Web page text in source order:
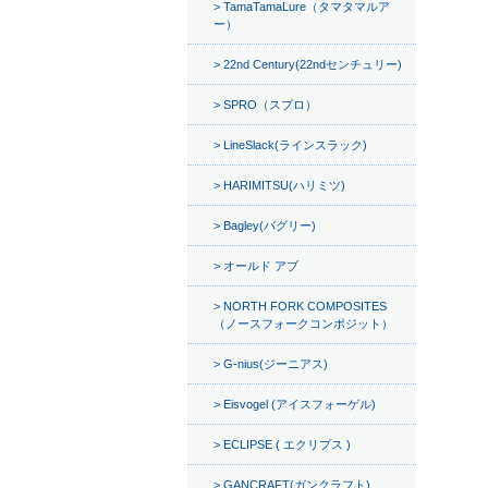
TamaTamaLure（タマタマルア
ー）
22nd Century(22ndセンチュリー)
SPRO（スプロ）
LineSlack(ラインスラック)
HARIMITSU(ハリミツ)
Bagley(バグリー)
オールド アブ
NORTH FORK COMPOSITES
（ノースフォークコンポジット）
G-nius(ジーニアス)
Eisvogel (アイスフォーゲル)
ECLIPSE ( エクリプス )
GANCRAFT(ガンクラフト)